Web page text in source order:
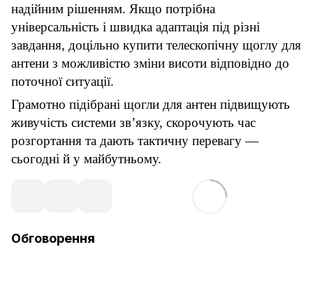
надійним рішенням. Якщо потрібна
універсальність і швидка адаптація під різні
завдання, доцільно купити телескопічну щоглу для
антени з можливістю зміни висоти відповідно до
поточної ситуації.
Грамотно підібрані щогли для антен підвищують
живучість системи зв’язку, скорочують час
розгортання та дають тактичну перевагу —
сьогодні й у майбутньому.
Обговорення